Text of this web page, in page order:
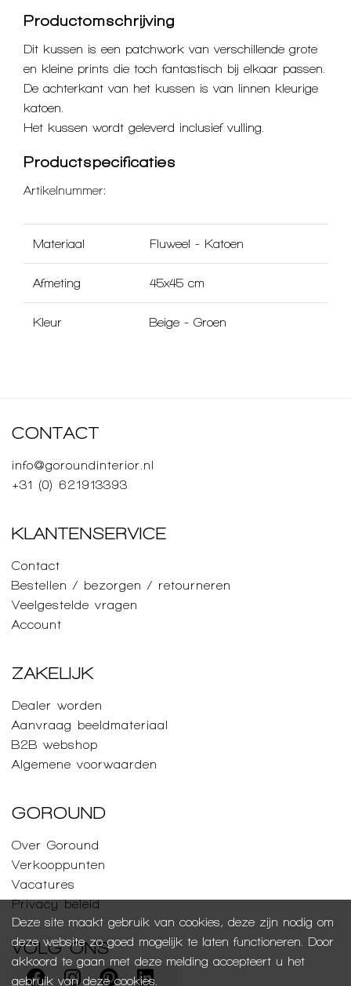
Productomschrijving
Dit kussen is een patchwork van verschillende grote
en kleine prints die toch fantastisch bij elkaar passen.
De achterkant van het kussen is van linnen kleurige
katoen.
Het kussen wordt geleverd inclusief vulling.
Productspecificaties
Artikelnummer:
Materiaal Fluweel - Katoen
Afmeting 45x45 cm
Kleur Beige - Groen
Deze site maakt gebruik van cookies, deze zijn nodig om
deze website zo goed mogelijk te laten functioneren. Door
akkoord te gaan met deze melding accepteert u het
gebruik van deze cookies.
CONTACT
info@goroundinterior.nl
+31 (0) 621913393
KLANTENSERVICE
Contact
Bestellen / bezorgen / retourneren
Veelgestelde vragen
Account
ZAKELIJK
Dealer worden
Aanvraag beeldmateriaal
B2B webshop
Algemene voorwaarden
GOROUND
Over Goround
Verkooppunten
Vacatures
Privacy beleid
VOLG ONS